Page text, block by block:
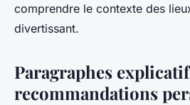
comprendre le contexte des
divertissant.
Paragraphes
recommandations